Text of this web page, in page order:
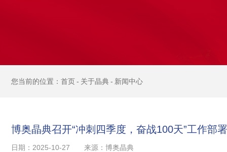
首页 关于晶典 新闻中心
博奥晶典召开“冲刺四季度，奋战100天”工作部
日期：2025-10-27 来源：博奥晶典